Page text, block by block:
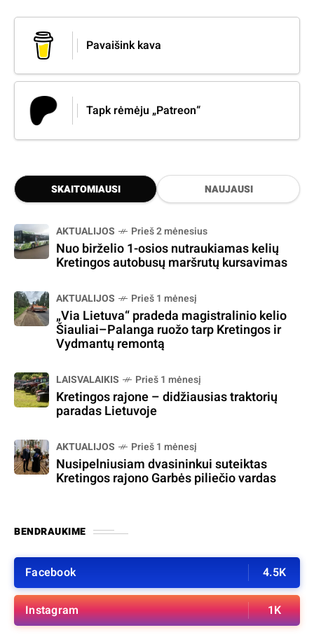
Pavaišink kava
Tapk rėmėju „Patreon“
SKAITOMIAUSI NAUJAUSI
AKTUALIJOS Prieš 2 mėnesius
Nuo birželio 1-osios nutraukiamas kelių
Kretingos autobusų maršrutų kursavimas
AKTUALIJOS Prieš 1 mėnesį
„Via Lietuva“ pradeda magistralinio kelio
Šiauliai–Palanga ruožo tarp Kretingos ir
Vydmantų remontą
LAISVALAIKIS Prieš 1 mėnesį
Kretingos rajone – didžiausias traktorių
paradas Lietuvoje
AKTUALIJOS Prieš 1 mėnesį
Nusipelniusiam dvasininkui suteiktas
Kretingos rajono Garbės piliečio vardas
BENDRAUKIME
Facebook 4.5K
Instagram 1K